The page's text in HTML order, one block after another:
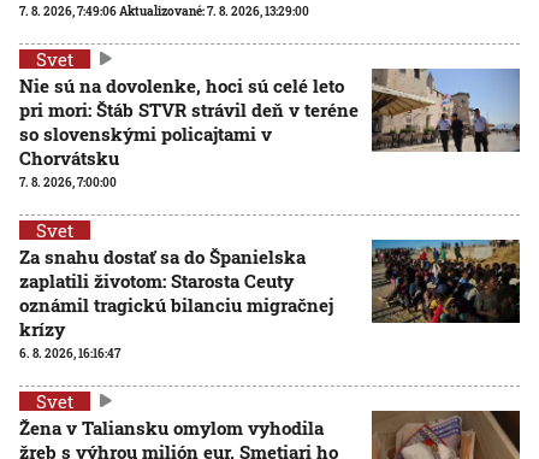
7. 8. 2026, 7:49:06 Aktualizované:7. 8. 2026, 13:29:00
Svet
Nie sú na dovolenke, hoci sú celé leto
pri mori: Štáb STVR strávil deň v teréne
so slovenskými policajtami v
Chorvátsku
7. 8. 2026, 7:00:00
Svet
Za snahu dostať sa do Španielska
zaplatili životom: Starosta Ceuty
oznámil tragickú bilanciu migračnej
krízy
6. 8. 2026, 16:16:47
Svet
Žena v Taliansku omylom vyhodila
žreb s výhrou milión eur. Smetiari ho